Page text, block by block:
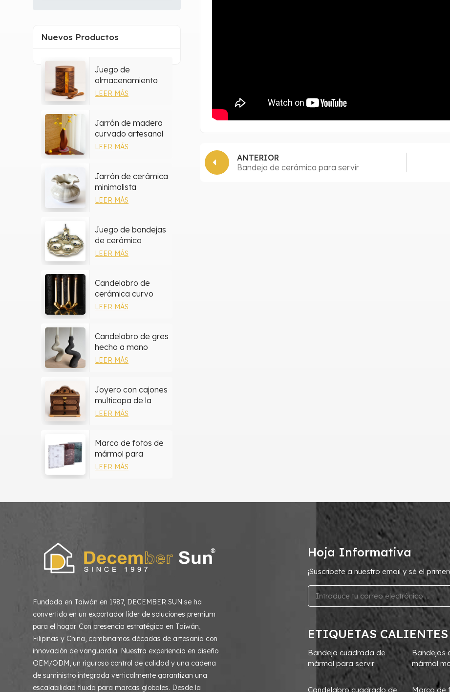
Nuevos Productos
Juego de
almacenamiento
multiusos de resina
LEER MÁS
Jarrón de madera
curvado artesanal
hecho a mano
LEER MÁS
Jarrón de cerámica
minimalista
LEER MÁS
Juego de bandejas
de cerámica
mediterránea
LEER MÁS
Candelabro de
cerámica curvo
moderno
LEER MÁS
Candelabro de gres
hecho a mano
LEER MÁS
Joyero con cajones
multicapa de la
colección de
LEER MÁS
Marco de fotos de
mármol para
decoración del
LEER MÁS
ANTERIOR
Bandeja de cerámica para servir
Fundada en Taiwán en 1987, DECEMBER SUN se ha
convertido en un exportador líder de soluciones premium
para el hogar. Con presencia estratégica en Taiwán,
Filipinas y China, combinamos décadas de artesanía con
innovación de vanguardia. Nuestra experiencia en diseño
OEM/ODM, un riguroso control de calidad y una cadena
de suministro integrada verticalmente garantizan una
escalabilidad fluida para marcas globales. Desde la
Hoja Informativa
¡Suscríbete a nuestro email y sé el
ETIQUETAS CALIENTES
Bandeja cuadrada de
mármol para servir
Bandejas
mármol
Candelabro cuadrado de
Marco de